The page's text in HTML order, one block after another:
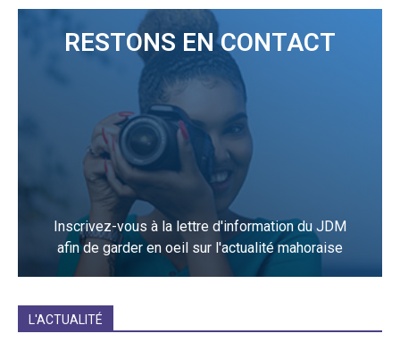
RESTONS EN CONTACT
Inscrivez-vous à la lettre d'information du JDM
afin de garder en oeil sur l'actualité mahoraise
L'ACTUALITÉ